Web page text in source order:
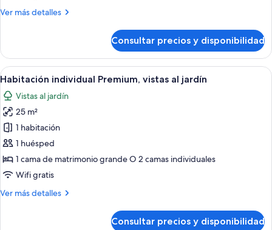
jardín
Ver más detalles
Más
Premium,
vistas
al
jardín
Consultar precios y disponibilidad
Abrir
todas
las
fotos
de
Habitación
individual
Premium,
al
Habitación de hotel moderna con
5
Habitación individual Premium, vistas al jardín
Vistas al jardín
25 m²
1 habitación
1 huésped
1 cama de matrimonio grande O 2 camas individuales
Wifi gratis
Ver más detalles
Más
Consultar precios y disponibilidad